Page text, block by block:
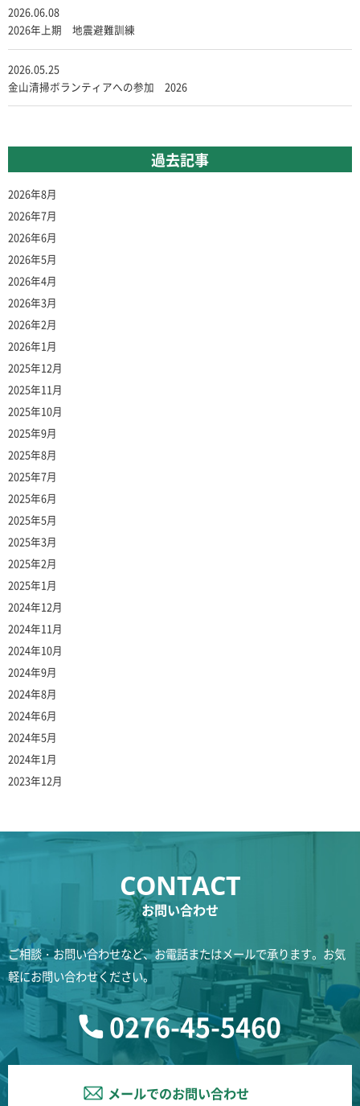
2026.06.08
2026年上期 地震避難訓練
2026.05.25
金山清掃ボランティアへの参加 2026
過去記事
2026年8月
2026年7月
2026年6月
2026年5月
2026年4月
2026年3月
2026年2月
2026年1月
2025年12月
2025年11月
2025年10月
2025年9月
2025年8月
2025年7月
2025年6月
2025年5月
2025年3月
2025年2月
2025年1月
2024年12月
2024年11月
2024年10月
2024年9月
2024年8月
2024年6月
2024年5月
2024年1月
2023年12月
お問い合わせ
ご相談・お問い合わせなど、お電話またはメールで承ります。お気
軽にお問い合わせください。
0276-45-5460
メールでのお問い合わせ